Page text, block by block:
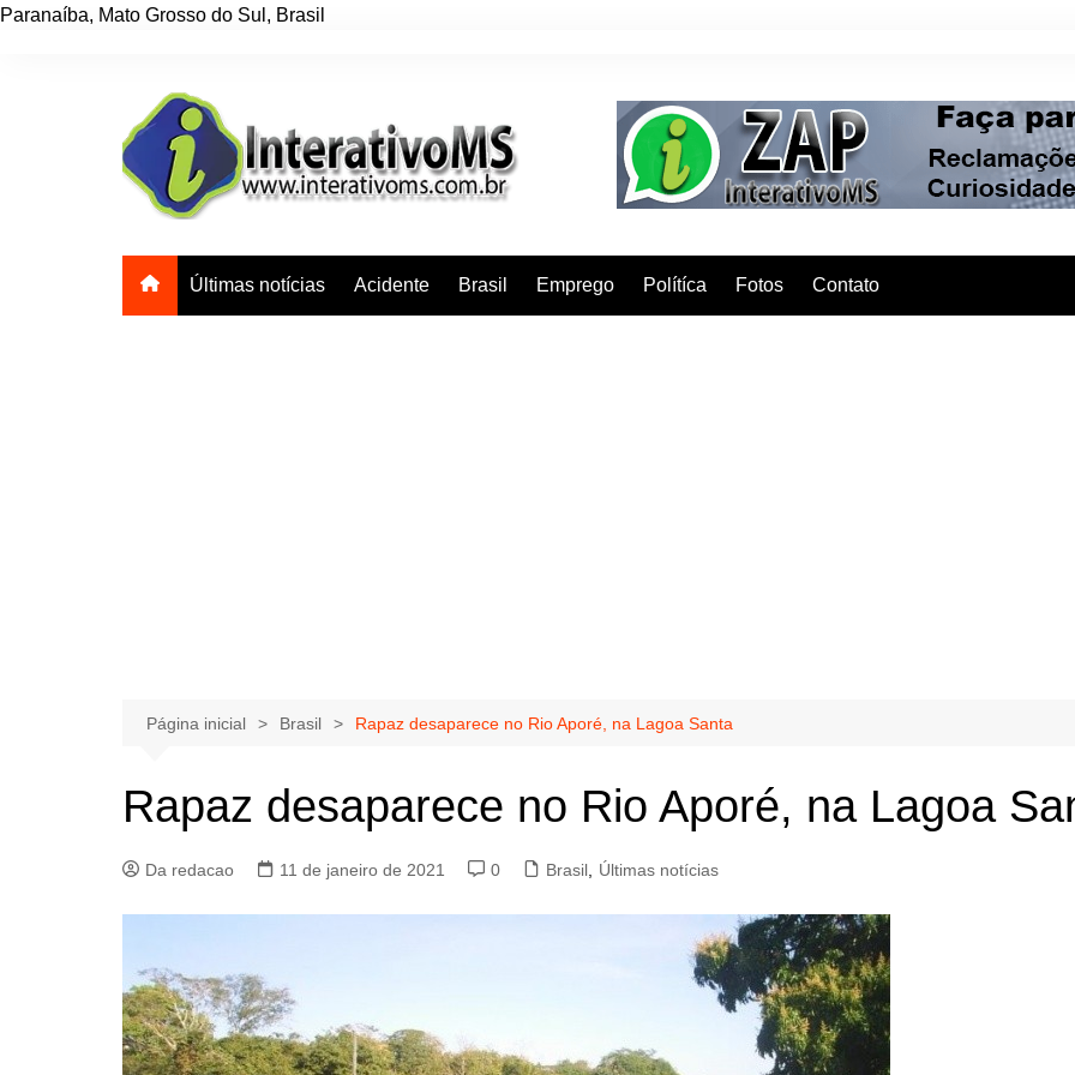
Paranaíba, Mato Grosso do Sul , Brasil
Últimas notícias Acidente Brasil Emprego Polítíca Fotos Contato
Página inicial Brasil Rapaz desaparece no Rio Aporé, na Lagoa Santa
Rapaz desaparece no Rio Aporé, na Lagoa
Da redacao 11 de janeiro de 2021 0 Brasil Últimas notícias